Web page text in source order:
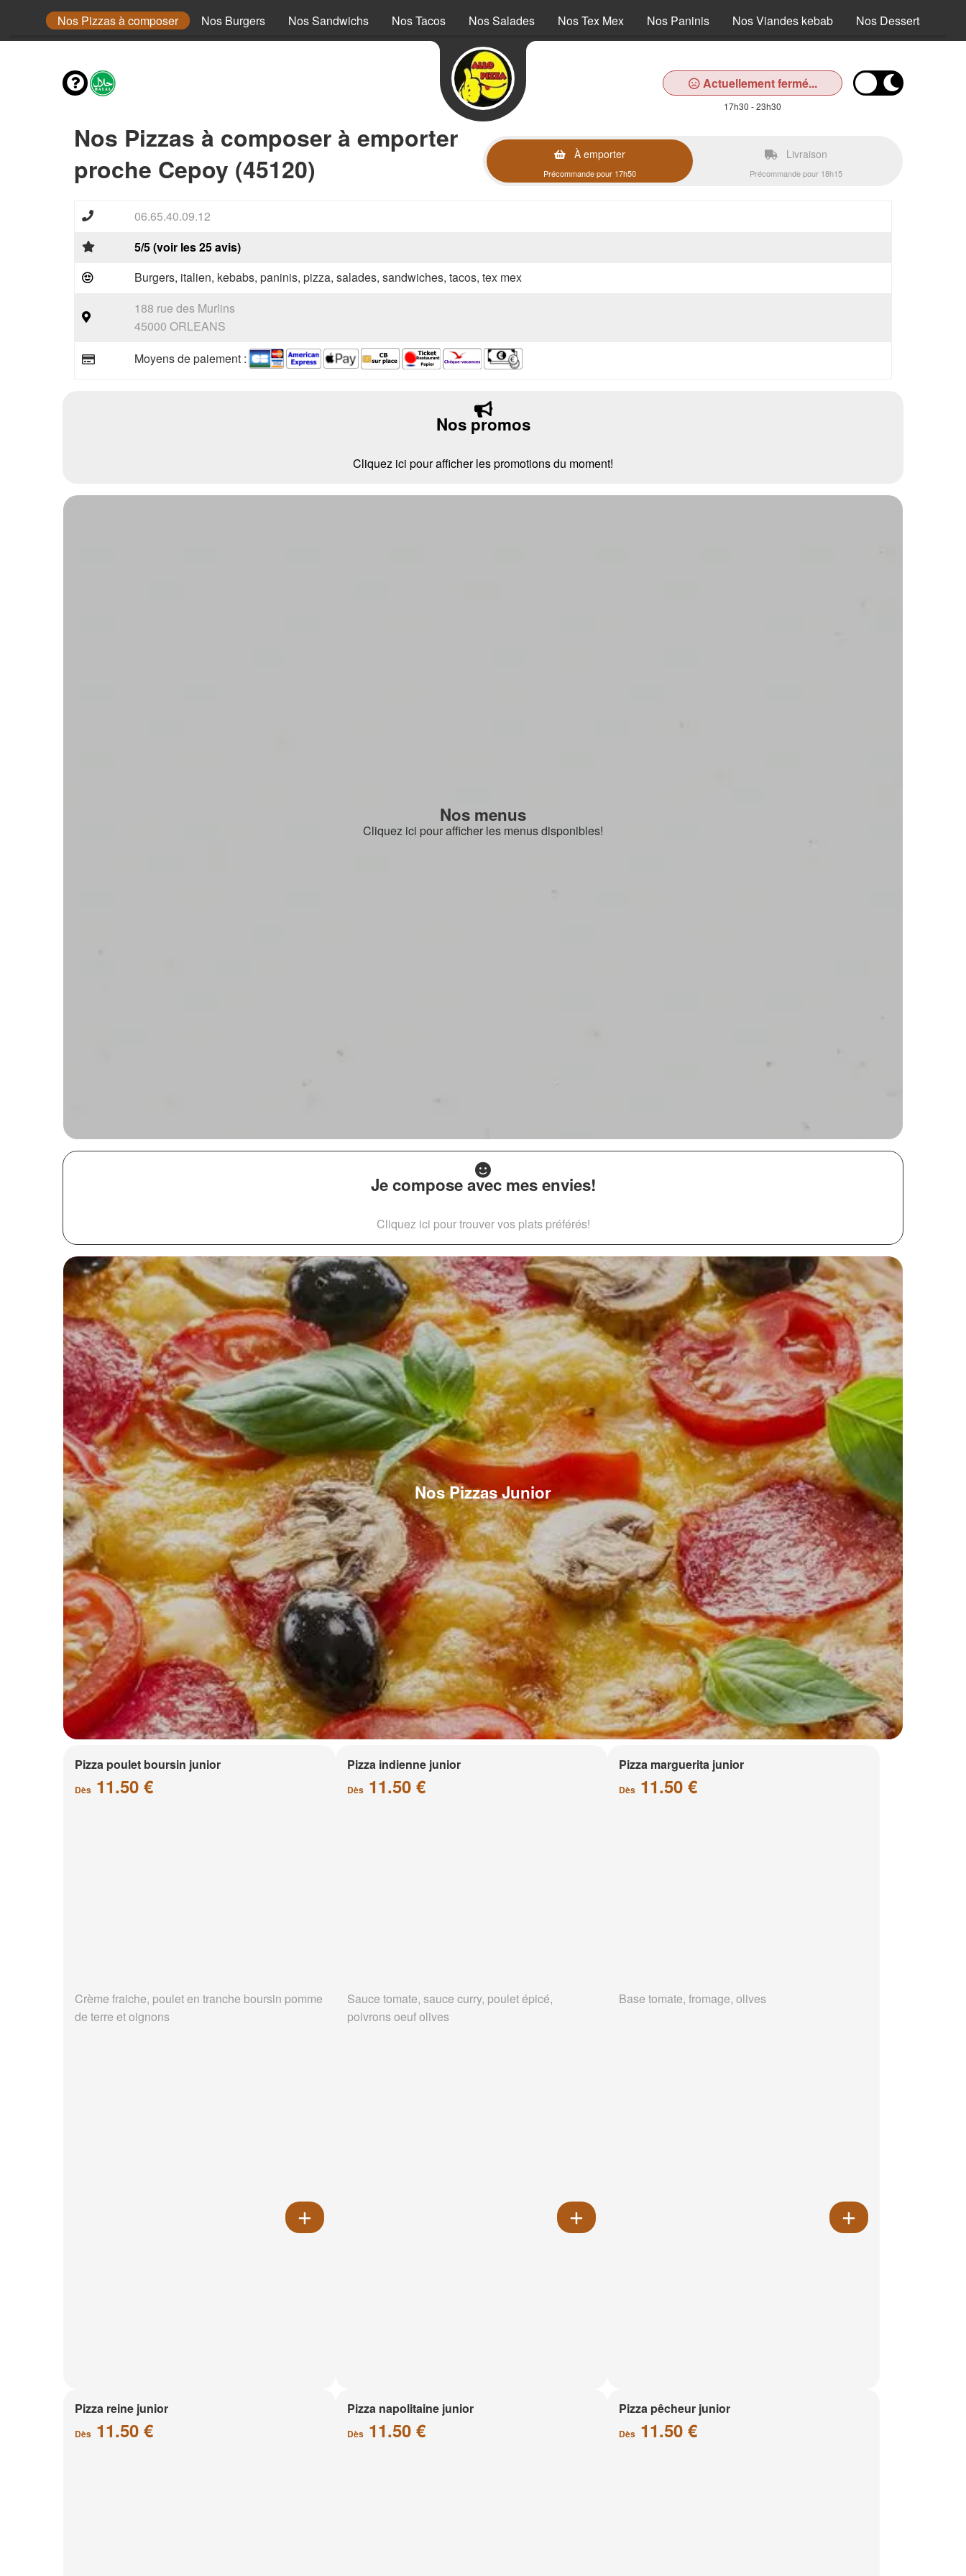
Nos Pizzas à composer Nos Burgers Nos Sandwichs Nos Tacos Nos Salades Nos Tex Mex Nos Paninis Nos Viandes kebab Nos Desserts
Actuellement fermé...
17h30 - 23h30
Nos Pizzas à composer à emporter
proche Cepoy (45120)
À emporter
Précommande pour 17h50
Livraison
Précommande pour 18h15
06.65.40.09.12
5/5 (voir les 25 avis)
Burgers, italien, kebabs, paninis, pizza, salades, sandwiches, tacos, tex mex
188 rue des Murlins
45000 ORLEANS
Moyens de paiement :
Nos promos
Cliquez ici pour afficher les promotions du moment!
Nos menus
Cliquez ici pour afficher les menus disponibles!
Je compose avec mes envies!
Cliquez ici pour trouver vos plats préférés!
Nos Pizzas Junior
Pizza poulet boursin junior
Dès 11.50 €
Crème fraiche, poulet en tranche boursin pomme
de terre et oignons
Pizza indienne junior
Dès11.50 €
Sauce tomate, sauce curry, poulet épicé,
poivrons oeuf olives
Pizza marguerita junior
Dès 11.50 €
Base tomate, fromage, olives
Pizza reine junior
Dès 11.50 €
Pizza napolitaine junior
Dès11.50 €
Pizza pêcheur junior
Dès 11.50 €